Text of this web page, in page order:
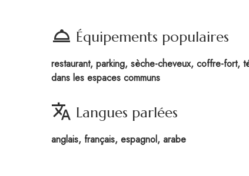
room_service Équipements populaires
restaurant, parking, sèche-cheveux, coffre-fort,
dans les espaces communs
translate Langues parlées
anglais, français, espagnol, arabe